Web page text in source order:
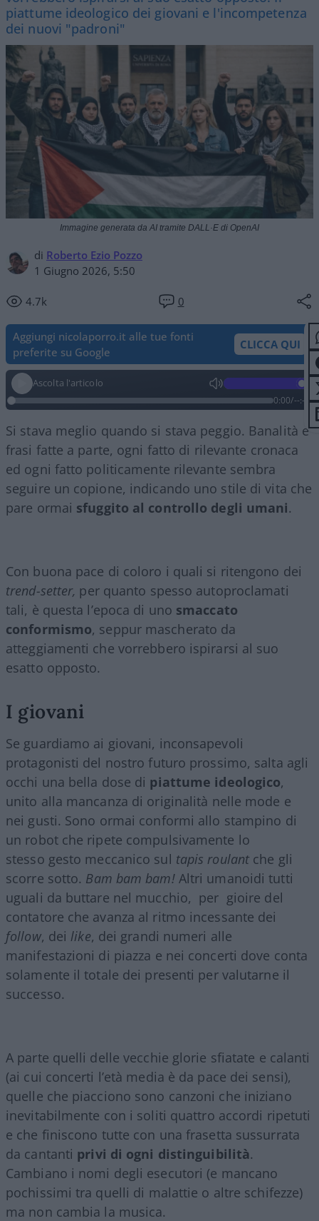
piattume ideologico dei giovani e l'incompetenza
dei nuovi "padroni"
di Roberto Ezio Pozzo
1 Giugno 2026, 5:50
4.7k 0
Immagine generata da AI tramite DALL·E di OpenAI
Aggiungi nicolaporro.it alle tue fonti
preferite su Google
CLICCA QUI
Ascolta l'articolo
0:00/--:--
Si stava meglio quando si stava peggio. Banalità e
frasi fatte a parte, ogni fatto di rilevante cronaca
ed ogni fatto politicamente rilevante sembra
seguire un copione, indicando uno stile di vita che
pare ormai sfuggito al controllo degli umani.
Con buona pace di coloro i quali si ritengono dei
trend-setter, per quanto spesso autoproclamati
tali, è questa l’epoca di uno smaccato
conformismo, seppur mascherato da
atteggiamenti che vorrebbero ispirarsi al suo
esatto opposto.
I giovani
Se guardiamo ai giovani, inconsapevoli
protagonisti del nostro futuro prossimo, salta agli
occhi una bella dose di piattume ideologico,
unito alla mancanza di originalità nelle mode e
nei gusti. Sono ormai conformi allo stampino di
un robot che ripete compulsivamente lo
stesso gesto meccanico sul tapis roulant che gli
scorre sotto. Bam bam bam!Altri umanoidi tutti
uguali da buttare nel mucchio, per gioire del
contatore che avanza al ritmo incessante dei
follow, dei like, dei grandi numeri alle
manifestazioni di piazza e nei concerti dove conta
solamente il totale dei presenti per valutarne il
successo.
A parte quelli delle vecchie glorie sfiatate e calanti
(ai cui concerti l’età media è da pace dei sensi),
quelle che piacciono sono canzoni che iniziano
inevitabilmente con i soliti quattro accordi ripetuti
e che finiscono tutte con una frasetta sussurrata
da cantanti privi di ogni distinguibilità.
Cambiano i nomi degli esecutori (e mancano
pochissimi tra quelli di malattie o altre schifezze)
ma non cambia la musica.